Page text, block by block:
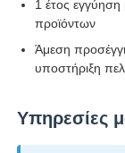
1 έτος
προϊόντων
Άμεση
υποστήριξη
Υπηρεσίες